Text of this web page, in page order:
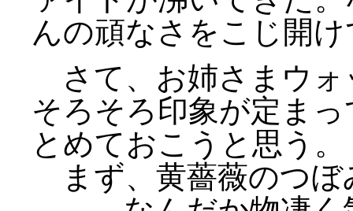
んの頑なさをこじ開
さて、お姉さまウォ
そろそろ印象が定ま
とめておこうと思う。
まず、黄薔薇のつぼ